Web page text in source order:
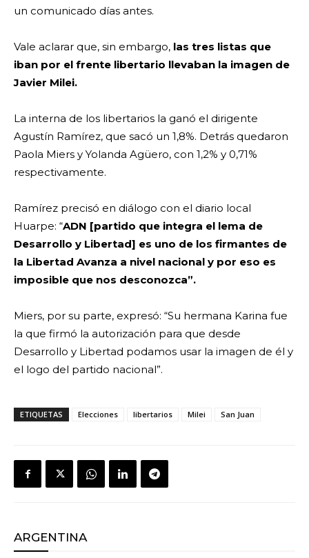
un comunicado días antes.
Vale aclarar que, sin embargo, las tres listas que
iban por el frente libertario llevaban la imagen de
Javier Milei.
La interna de los libertarios la ganó el dirigente
Agustín Ramírez, que sacó un 1,8%. Detrás quedaron
Paola Miers y Yolanda Agüero, con 1,2% y 0,71%
respectivamente.
Ramírez precisó en diálogo con el diario local
Huarpe: “ADN [partido que integra el lema de
Desarrollo y Libertad] es uno de los firmantes de
la Libertad Avanza a nivel nacional y por eso es
imposible que nos desconozca”.
Miers, por su parte, expresó: “Su hermana Karina fue
la que firmó la autorización para que desde
Desarrollo y Libertad podamos usar la imagen de él y
el logo del partido nacional”.
ETIQUETAS Elecciones libertarios Milei San Juan
ARGENTINA